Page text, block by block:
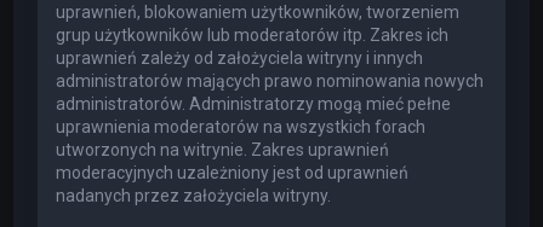
uprawnień, blokowaniem użytkowników, tworzeniem
grup użytkowników lub moderatorów itp. Zakres ich
uprawnień zależy od założyciela witryny i innych
administratorów mających prawo nominowania nowych
administratorów. Administratorzy mogą mieć pełne
uprawnienia moderatorów na wszystkich forach
utworzonych na witrynie. Zakres uprawnień
moderacyjnych uzależniony jest od uprawnień
nadanych przez założyciela witryny.